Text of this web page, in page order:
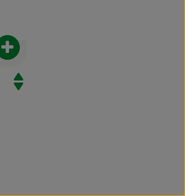
Produkt zum Warenkorb